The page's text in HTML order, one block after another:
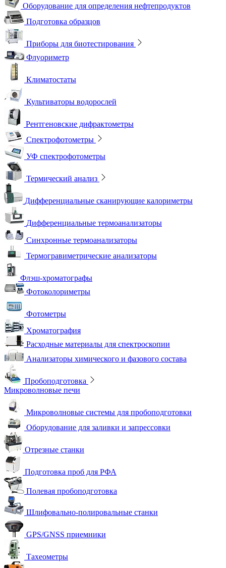
Оборудование для определения нефтепродуктов
Подготовка образцов
Приборы для биотестирования
Флуориметр
Климатостаты
Культиваторы водорослей
Рентгеновские дифрактометры
Спектрофотометры
УФ спектрофотометры
Термический анализ
Дифференциальные сканирующие калориметры
Дифференциальные термоанализаторы
Синхронные термоанализаторы
Термогравиметрические анализаторы
Флэш-хроматографы
Фотоколориметры
Фотометры
Хроматография
Расходные материалы для спектроскопии
Анализаторы химического и фазового состава
Пробоподготовка
Микроволновые печи
Микроволновые системы для пробоподготовки
Оборудование для заливки и запрессовки
Отрезные станки
Подготовка проб для РФА
Полевая пробоподготовка
Шлифовально-полировальные станки
GPS/GNSS приемники
Тахеометры